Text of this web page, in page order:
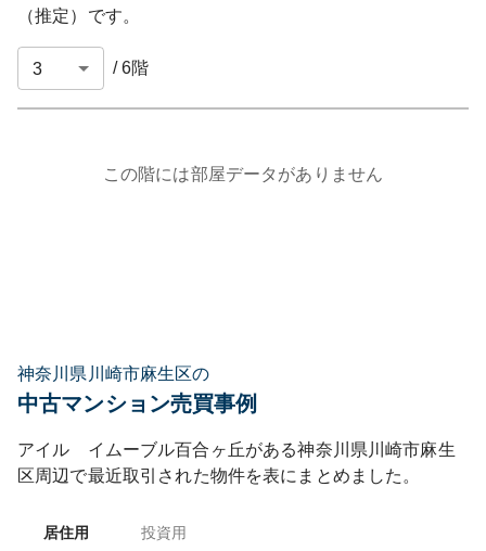
（推定）です。
/6階
この階には部屋データがありません
神奈川県川崎市麻生区の
中古マンション売買事例
アイル イムーブル百合ヶ丘がある神奈川県 川崎市麻生
区周辺で最近取引された物件を表にまとめました。
居住用 投資用